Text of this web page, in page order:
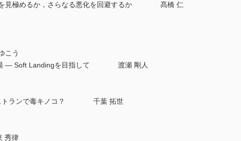
を見極めるか，さらなる悪化を回避するか 髙橋 仁
こう
場 ― Soft Landingを目指して 渡瀬 剛人
トランで毒キノコ？ 千葉 拓世
律